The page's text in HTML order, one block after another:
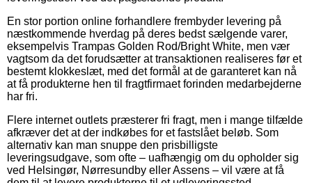
En stor portion online forhandlere frembyder levering på
næstkommende hverdag på deres bedst sælgende varer,
eksempelvis Trampas Golden Rod/Bright White, men vær
vagtsom da det forudsætter at transaktionen realiseres før et
bestemt klokkeslæt, med det formål at de garanteret kan nå
at få produkterne hen til fragtfirmaet forinden medarbejderne
har fri.
Flere internet outlets præsterer fri fragt, men i mange tilfælde
afkræver det at der indkøbes for et fastslået beløb. Som
alternativ kan man snuppe den prisbilligste
leveringsudgave, som ofte – uafhængig om du opholder sig
ved Helsingør, Nørresundby eller Assens – vil være at få